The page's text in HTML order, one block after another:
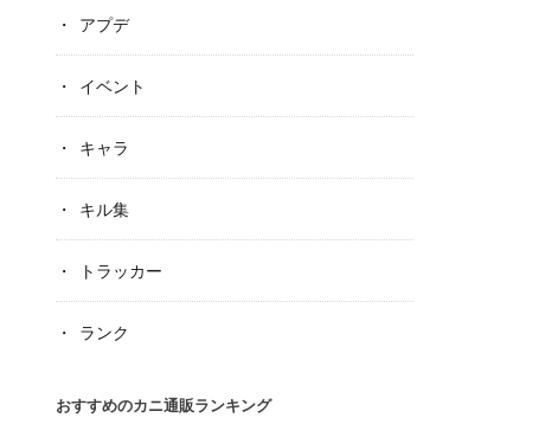
アプデ
イベント
キャラ
キル集
トラッカー
ランク
おすすめのカニ通販ランキング